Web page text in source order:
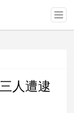
人遭逮
T
o